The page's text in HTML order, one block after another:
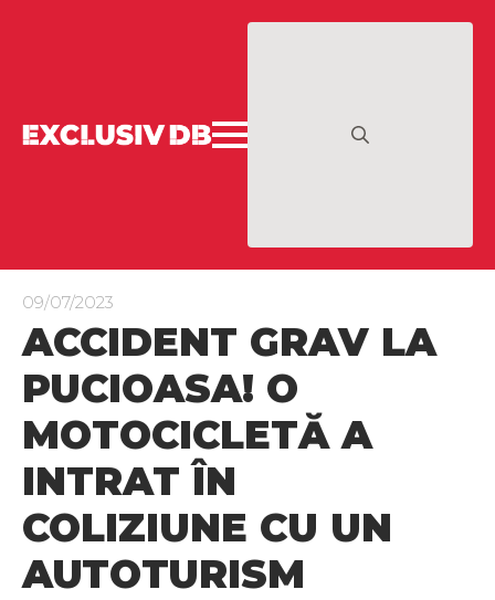
09/07/2023
ACCIDENT GRAV LA
PUCIOASA! O
MOTOCICLETĂ A
INTRAT ÎN
COLIZIUNE CU UN
AUTOTURISM